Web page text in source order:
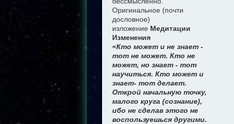
Оригинальное (почти
дословное)
изложение Медитации
Изменения
«Кто может и не знает -
тот не может. Кто не
может, но знает - тот
научиться. Кто может и
знает- тот делает.
Открой начальную точку,
малого круга (сознание),
ибо не сделав этого не
воспользуешься другими.